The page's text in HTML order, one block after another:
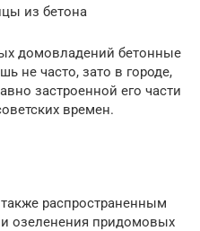
из бетона
домовладений бетонные
не часто, зато в городе,
застроенной его части
времен.
распространенным
и озеленения придомовых